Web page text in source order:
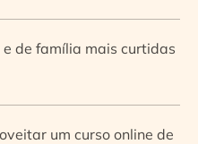
de família mais curtidas
um curso online de